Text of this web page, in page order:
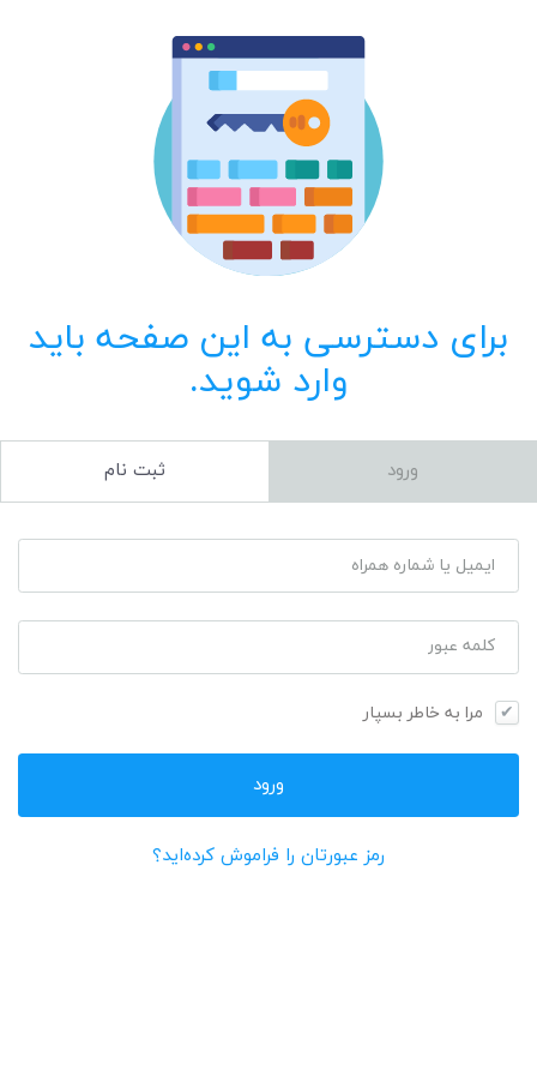
برای دسترسی به این صفحه باید
وارد شوید.
ورود ثبت نام
ایمیل یا شماره همراه
کلمه عبور
مرا به خاطر بسپار
رمز عبورتان را فراموش کرده‌اید؟